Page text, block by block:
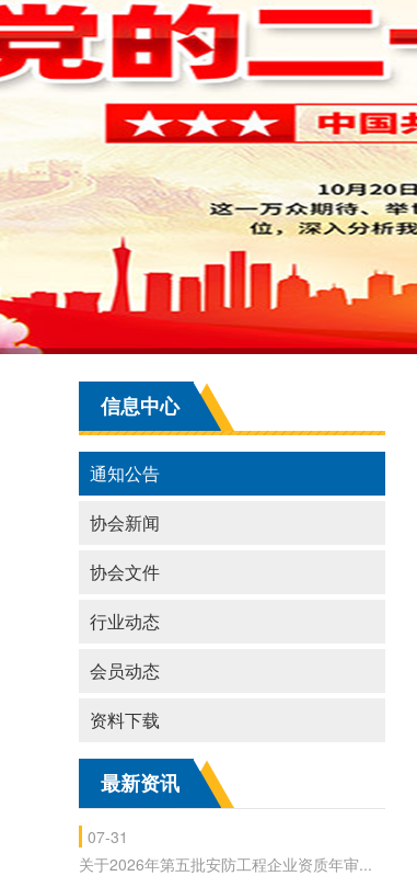
信息中心
通知公告
协会新闻
协会文件
行业动态
会员动态
资料下载
最新资讯
07-31
关于2026年第五批安防工程企业资质年审...